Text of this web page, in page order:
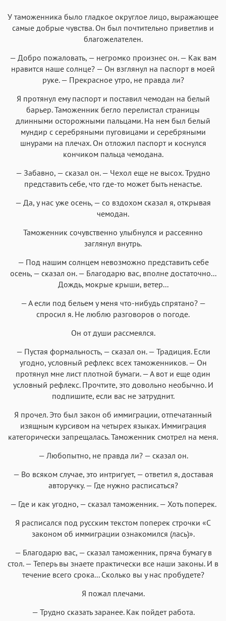
У таможенника было гладкое округлое лицо, выражающее
самые добрые чувства. Он был почтительно приветлив и
благожелателен.
— Добро пожаловать, — негромко произнес он. — Как вам
нравится наше солнце? — Он взглянул на паспорт в моей
руке. — Прекрасное утро, не правда ли?
Я протянул ему паспорт и поставил чемодан на белый
барьер. Таможенник бегло перелистал страницы
длинными осторожными пальцами. На нем был белый
мундир с серебряными пуговицами и серебряными
шнурами на плечах. Он отложил паспорт и коснулся
кончиком пальца чемодана.
— Забавно, — сказал он. — Чехол еще не высох. Трудно
представить себе, что где-то может быть ненастье.
— Да, у нас уже осень, — со вздохом сказал я, открывая
чемодан.
Таможенник сочувственно улыбнулся и рассеянно
заглянул внутрь.
— Под нашим солнцем невозможно представить себе
осень, — сказал он. — Благодарю вас, вполне достаточно...
Дождь, мокрые крыши, ветер...
— А если под бельем у меня что-нибудь спрятано? —
спросил я. Не люблю разговоров о погоде.
Он от души рассмеялся.
— Пустая формальность, — сказал он. — Традиция. Если
угодно, условный рефлекс всех таможенников. — Он
протянул мне лист плотной бумаги. — А вот и еще один
условный рефлекс. Прочтите, это довольно необычно. И
подпишите, если вас не затруднит.
Я прочел. Это был закон об иммиграции, отпечатанный
изящным курсивом на четырех языках. Иммиграция
категорически запрещалась. Таможенник смотрел на меня.
— Любопытно, не правда ли? — сказал он.
— Во всяком случае, это интригует, — ответил я, доставая
авторучку. — Где нужно расписаться?
— Где и как угодно, — сказал таможенник. — Хоть поперек.
Я расписался под русским текстом поперек строчки «С
законом об иммиграции ознакомился (лась)».
— Благодарю вас, — сказал таможенник, пряча бумагу в
стол. — Теперь вы знаете практически все наши законы. И в
течение всего срока... Сколько вы у нас пробудете?
Я пожал плечами.
— Трудно сказать заранее. Как пойдет работа.